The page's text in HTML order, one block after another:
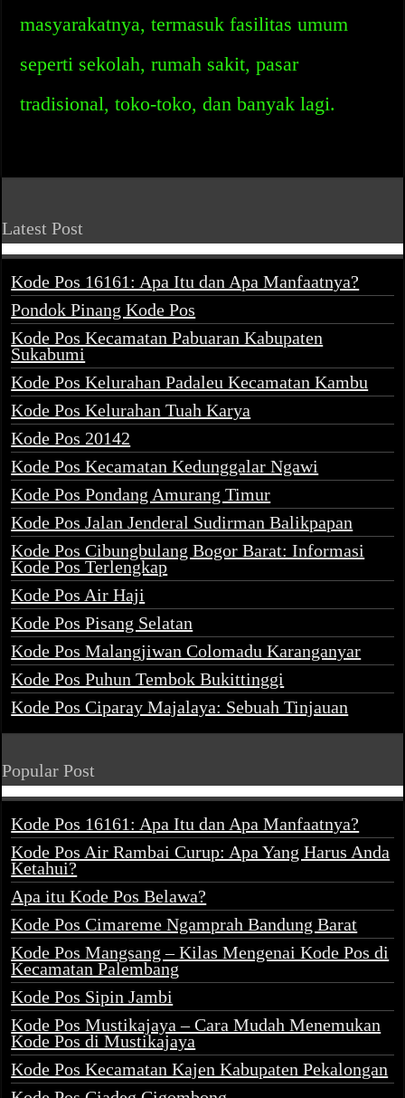
masyarakatnya, termasuk fasilitas umum
seperti sekolah, rumah sakit, pasar
tradisional, toko-toko, dan banyak lagi.
Latest Post
Kode Pos 16161: Apa Itu dan Apa Manfaatnya?
Pondok Pinang Kode Pos
Kode Pos Kecamatan Pabuaran Kabupaten
Sukabumi
Kode Pos Kelurahan Padaleu Kecamatan Kambu
Kode Pos Kelurahan Tuah Karya
Kode Pos 20142
Kode Pos Kecamatan Kedunggalar Ngawi
Kode Pos Pondang Amurang Timur
Kode Pos Jalan Jenderal Sudirman Balikpapan
Kode Pos Cibungbulang Bogor Barat: Informasi
Kode Pos Terlengkap
Kode Pos Air Haji
Kode Pos Pisang Selatan
Kode Pos Malangjiwan Colomadu Karanganyar
Kode Pos Puhun Tembok Bukittinggi
Kode Pos Ciparay Majalaya: Sebuah Tinjauan
Popular Post
Kode Pos 16161: Apa Itu dan Apa Manfaatnya?
Kode Pos Air Rambai Curup: Apa Yang Harus Anda
Ketahui?
Apa itu Kode Pos Belawa?
Kode Pos Cimareme Ngamprah Bandung Barat
Kode Pos Mangsang – Kilas Mengenai Kode Pos di
Kecamatan Palembang
Kode Pos Sipin Jambi
Kode Pos Mustikajaya – Cara Mudah Menemukan
Kode Pos di Mustikajaya
Kode Pos Kecamatan Kajen Kabupaten Pekalongan